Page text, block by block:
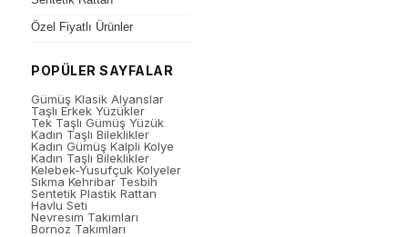
Özel Fiyatlı Ürünler
POPÜLER SAYFALAR
Gümüş Klasik Alyanslar
Taşlı Erkek Yüzükler
Tek Taşlı Gümüş Yüzük
Kadın Taşlı Bileklikler
Kadın Gümüş Kalpli Kolye
Kadın Taşlı Bileklikler
Kelebek-Yusufçuk Kolyeler
Sıkma Kehribar Tesbih
Sentetik Plastik Rattan
Havlu Seti
Nevresim Takımları
Bornoz Takımları